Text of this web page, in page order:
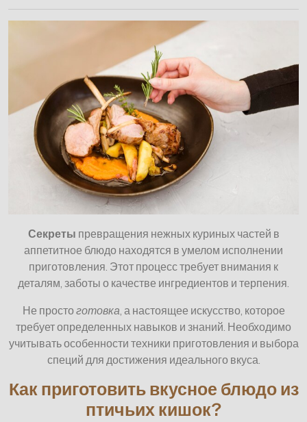
Секреты превращения нежных куриных частей в
аппетитное блюдо находятся в умелом исполнении
приготовления. Этот процесс требует внимания к
деталям, заботы о качестве ингредиентов и терпения.
Не простоготовка , а настоящее искусство, которое
требует определенных навыков и знаний. Необходимо
учитывать особенности техники приготовления и выбора
специй для достижения идеального вкуса.
Как приготовить вкусное блюдо из
птичьих кишок?